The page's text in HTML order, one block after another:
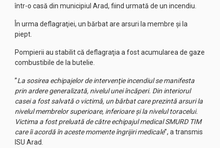
într-o casă din municipiul Arad, fiind urmată de un incendiu.
În urma deflagraţiei, un bărbat are arsuri la membre şi la
piept.
Pompierii au stabilit că deflagraţia a fost acumularea de gaze
combustibile de la butelie.
”La sosirea echipajelor de intervenţie incendiul se manifesta
prin ardere generalizată, nivelul unei încăperi. Din interiorul
casei a fost salvată o victimă, un bărbat care prezintă arsuri la
nivelul membrelor superioare, inferioare şi la nivelul toracelui.
Victima a fost preluată de către echipajul medical SMURD TIM
care îi acordă în aceste momente îngrijiri medicale”, a transmis
ISU Arad.